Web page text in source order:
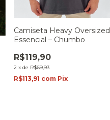
Camiseta Heavy Oversized
Essencial – Chumbo
R$119,90
2 x de R$69,93
R$113,91 com Pix